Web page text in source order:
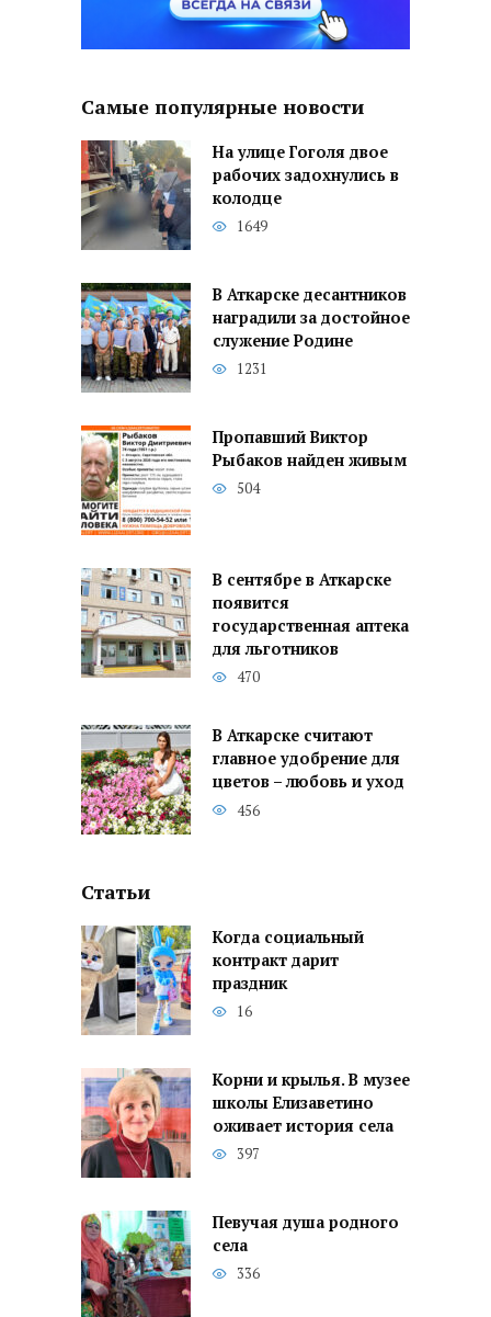
Самые популярные новости
На улице Гоголя двое
рабочих задохнулись в
колодце
1649
В Аткарске десантников
наградили за достойное
служение Родине
1231
Пропавший Виктор
Рыбаков найден живым
504
В сентябре в Аткарске
появится
государственная аптека
для льготников
470
В Аткарске считают
главное удобрение для
цветов – любовь и уход
456
Статьи
Когда социальный
контракт дарит
праздник
16
Корни и крылья. В музее
школы Елизаветино
оживает история села
397
Певучая душа родного
села
336